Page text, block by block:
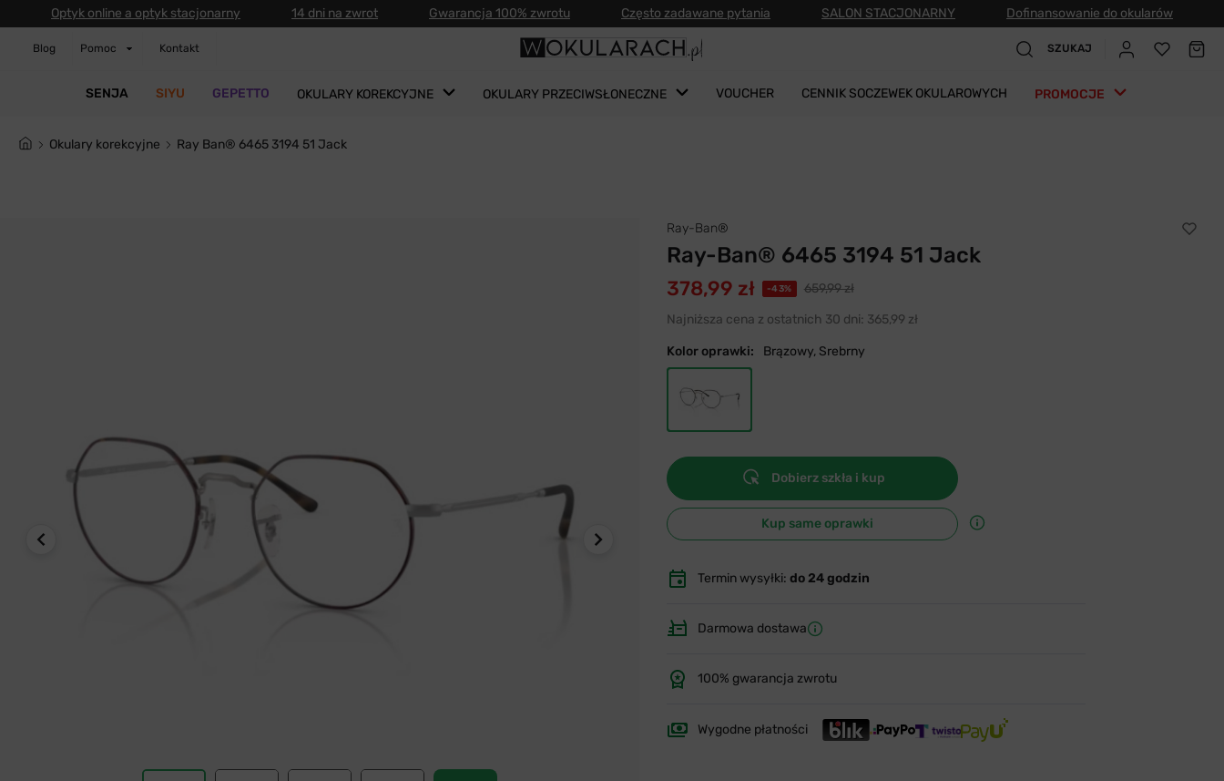
Optyk online a optyk stacjonarny 14 dni na zwrot Gwarancja 100% zwrotu Często zadawane pytania SALON STACJONARNY Dofinansowanie do okularów
Blog Pomoc Kontakt SZUKAJ
SENJA SIYU GEPETTO OKULARY KOREKCYJNE OKULARY PRZECIWSŁONECZNE VOUCHER CENNIK SOCZEWEK OKULAROWYCH PROMOCJE
Okulary korekcyjne Ray Ban® 6465 3194 51 Jack
Ray-Ban®
Ray-Ban® 6465 3194 51 Jack
378,99 zł -43%
659,99 zł
Najniższa cena z ostatnich 30 dni: 365,99 zł
Kolor oprawki: Brązowy, Srebrny
Dobierz szkła i kup
Kup same oprawki
Termin wysyłki: do 24 godzin
Darmowa dostawa
100% gwarancja zwrotu
Wygodne płatności